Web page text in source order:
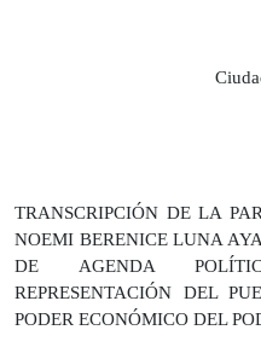
TRANSCRIPCIÓN DE LA
NOEMI BERENICE LUNA
DE AGENDA
REPRESENTACIÓN DEL
PODER ECONÓMICO DEL